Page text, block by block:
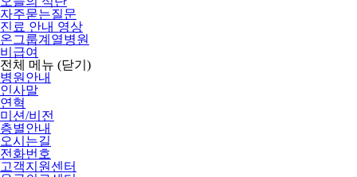
자주묻는질문
진료 안내 영상
온그룹계열병원
비급여
전체 메뉴 (닫기)
병원안내
인사말
연혁
미션/비전
층별안내
오시는길
전화번호
고객지원센터